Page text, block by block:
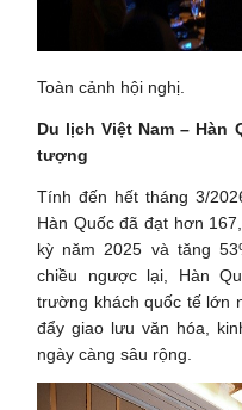
Toàn cảnh hội nghị.
Du lịch Việt Nam –
tượng
Tính đến hết tháng 3/
Hàn Quốc đã đạt hơn
kỳ năm 2025 và tăng
chiều ngược lại, Hàn
trường khách quốc tế lớn
đẩy giao lưu văn hóa,
ngày càng sâu rộng.